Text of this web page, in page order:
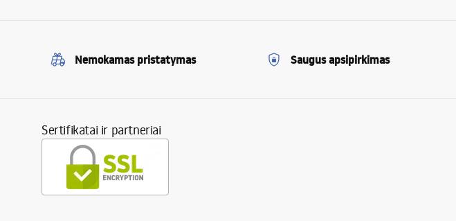
Nemokamas pristatymas Saugus apsipirkimas
Sertifikatai ir partneriai